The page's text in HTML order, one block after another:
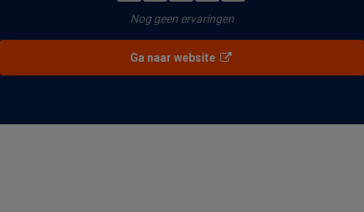
Nog geen ervaringen
Ga naar website